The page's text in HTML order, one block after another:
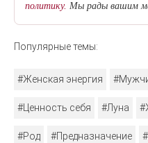
политику. Мы рады вашим
Популярные темы:
#Женская энергия
#Ценность себя #Луна
#Род #Предназначение